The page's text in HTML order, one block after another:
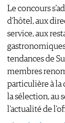
FAQ
Le concours
d’hôtel, aux
service, aux
tendances de
membres
particulière à la
la sélection, au
l’actualité de